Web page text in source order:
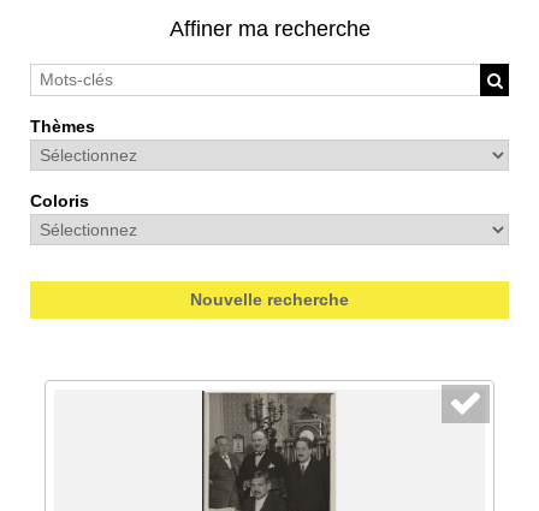
Affiner ma recherche
Thèmes
Coloris
Nouvelle recherche